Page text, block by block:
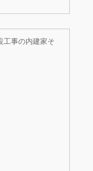
事の内建家そ